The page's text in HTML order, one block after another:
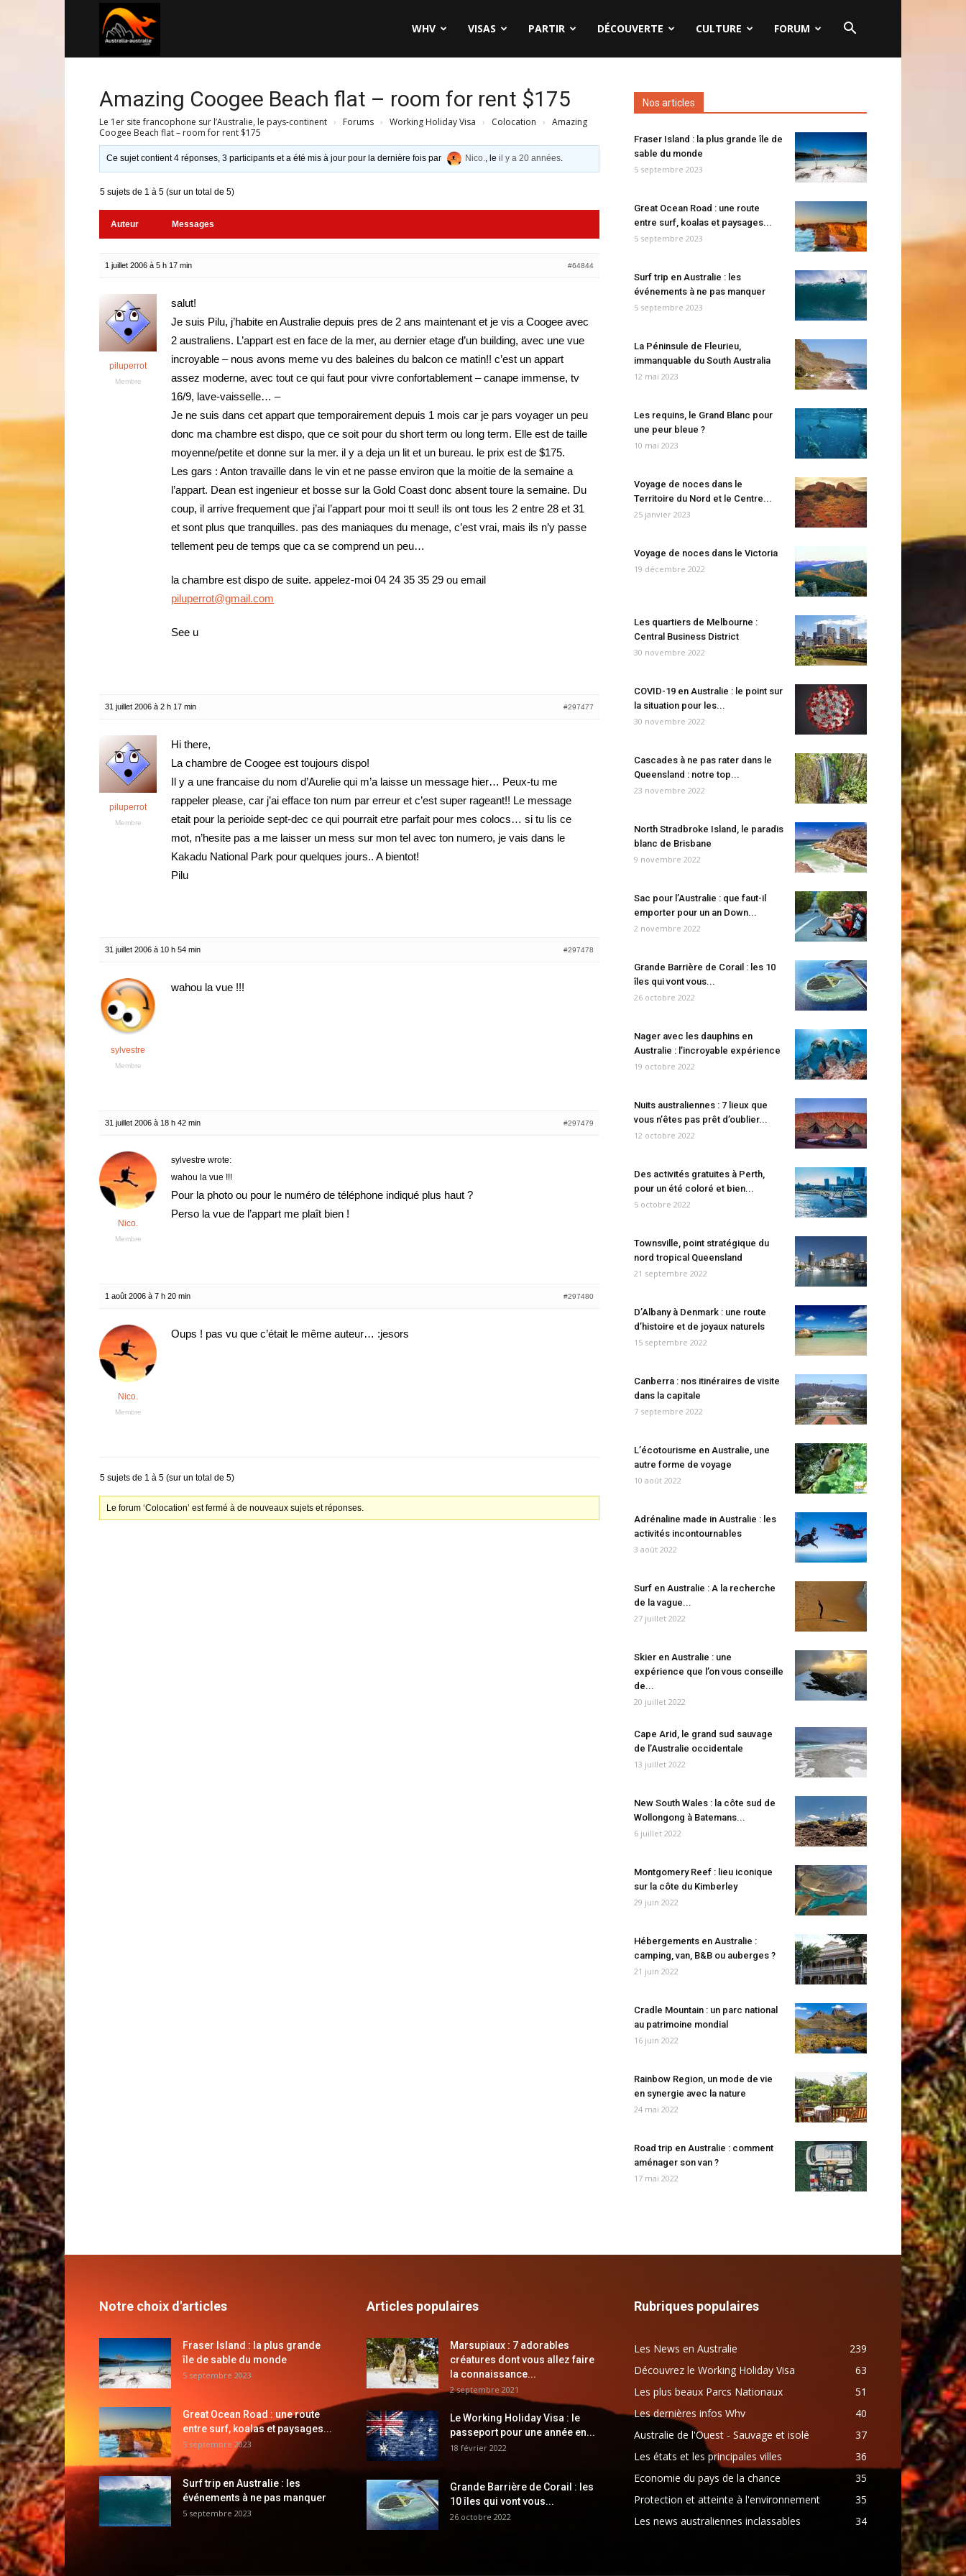
WHV VISAS PARTIR DÉCOUVERTE CULTURE FORUM
Amazing Coogee Beach flat – room for rent $175
Le 1er site francophone sur l’Australie, le pays-continent › Forums › Working Holiday Visa › Colocation › Amazing
Coogee Beach flat – room for rent $175
Ce sujet contient 4 réponses, 3 participants et a été mis à jour pour la dernière fois par Nico., leil y a 20 années.
5 sujets de 1 à 5 (sur un total de 5)
Auteur Messages
1 juillet 2006 à 5 h 17 min #64844
piluperrot
Membre
salut!
Je suis Pilu, j’habite en Australie depuis pres de 2 ans maintenant et je vis a Coogee avec
2 australiens. L’appart est en face de la mer, au dernier etage d’un building, avec une vue
incroyable – nous avons meme vu des baleines du balcon ce matin!! c’est un appart
assez moderne, avec tout ce qui faut pour vivre confortablement – canape immense, tv
16/9, lave-vaisselle… –
Je ne suis dans cet appart que temporairement depuis 1 mois car je pars voyager un peu
donc ma chambre est dispo, que ce soit pour du short term ou long term. Elle est de taille
moyenne/petite et donne sur la mer. il y a deja un lit et un bureau. le prix est de $175.
Les gars : Anton travaille dans le vin et ne passe environ que la moitie de la semaine a
l’appart. Dean est ingenieur et bosse sur la Gold Coast donc absent toure la semaine. Du
coup, il arrive frequement que j’ai l’appart pour moi tt seul! ils ont tous les 2 entre 28 et 31
et sont plus que tranquilles. pas des maniaques du menage, c’est vrai, mais ils n’y passe
tellement peu de temps que ca se comprend un peu…
la chambre est dispo de suite. appelez-moi 04 24 35 35 29 ou email
piluperrot@gmail.com
See u
31 juillet 2006 à 2 h 17 min #297477
piluperrot
Membre
Hi there,
La chambre de Coogee est toujours dispo!
Il y a une francaise du nom d’Aurelie qui m’a laisse un message hier… Peux-tu me
rappeler please, car j’ai efface ton num par erreur et c’est super rageant!! Le message
etait pour la perioide sept-dec ce qui pourrait etre parfait pour mes colocs… si tu lis ce
mot, n’hesite pas a me laisser un mess sur mon tel avec ton numero, je vais dans le
Kakadu National Park pour quelques jours.. A bientot!
Pilu
31 juillet 2006 à 10 h 54 min #297478
sylvestre
Membre
wahou la vue !!!
31 juillet 2006 à 18 h 42 min #297479
Nico.
Membre
sylvestre wrote:
wahou la vue !!!
Pour la photo ou pour le numéro de téléphone indiqué plus haut ?
Perso la vue de l’appart me plaît bien !
1 août 2006 à 7 h 20 min #297480
Nico.
Membre
Oups ! pas vu que c’était le même auteur… :jesors
5 sujets de 1 à 5 (sur un total de 5)
Le forum ‘Colocation’ est fermé à de nouveaux sujets et réponses.
Nos articles
Fraser Island : la plus grande île de
sable du monde
5 septembre 2023
Great Ocean Road : une route
entre surf, koalas et paysages...
5 septembre 2023
Surf trip en Australie : les
événements à ne pas manquer
5 septembre 2023
La Péninsule de Fleurieu,
immanquable du South Australia
12 mai 2023
Les requins, le Grand Blanc pour
une peur bleue ?
10 mai 2023
Voyage de noces dans le
Territoire du Nord et le Centre...
25 janvier 2023
Voyage de noces dans le Victoria
19 décembre 2022
Les quartiers de Melbourne :
Central Business District
30 novembre 2022
COVID-19 en Australie : le point sur
la situation pour les...
30 novembre 2022
Cascades à ne pas rater dans le
Queensland : notre top...
23 novembre 2022
North Stradbroke Island, le paradis
blanc de Brisbane
9 novembre 2022
Sac pour l’Australie : que faut-il
emporter pour un an Down...
2 novembre 2022
Grande Barrière de Corail : les 10
îles qui vont vous...
26 octobre 2022
Nager avec les dauphins en
Australie : l’incroyable expérience
19 octobre 2022
Nuits australiennes : 7 lieux que
vous n’êtes pas prêt d’oublier...
12 octobre 2022
Des activités gratuites à Perth,
pour un été coloré et bien...
5 octobre 2022
Townsville, point stratégique du
nord tropical Queensland
21 septembre 2022
D’Albany à Denmark : une route
d’histoire et de joyaux naturels
15 septembre 2022
Canberra : nos itinéraires de visite
dans la capitale
7 septembre 2022
L’écotourisme en Australie, une
autre forme de voyage
10 août 2022
Adrénaline made in Australie : les
activités incontournables
3 août 2022
Surf en Australie : A la recherche
de la vague...
27 juillet 2022
Skier en Australie : une
expérience que l’on vous conseille
de...
20 juillet 2022
Cape Arid, le grand sud sauvage
de l’Australie occidentale
13 juillet 2022
New South Wales : la côte sud de
Wollongong à Batemans...
6 juillet 2022
Montgomery Reef : lieu iconique
sur la côte du Kimberley
29 juin 2022
Hébergements en Australie :
camping, van, B&B ou auberges ?
21 juin 2022
Cradle Mountain : un parc national
au patrimoine mondial
16 juin 2022
Rainbow Region, un mode de vie
en synergie avec la nature
24 mai 2022
Road trip en Australie : comment
aménager son van ?
17 mai 2022
Notre choix d'articles
Fraser Island : la plus grande
île de sable du monde
5 septembre 2023
Great Ocean Road : une route
entre surf, koalas et paysages...
5 septembre 2023
Surf trip en Australie : les
événements à ne pas manquer
5 septembre 2023
Articles populaires
Marsupiaux : 7 adorables
créatures dont vous allez faire
la connaissance...
2 septembre 2021
Le Working Holiday Visa : le
passeport pour une année en...
18 février 2022
Grande Barrière de Corail : les
10 îles qui vont vous...
26 octobre 2022
Rubriques populaires
Les News en Australie
239
Découvrez le Working Holiday Visa
63
Les plus beaux Parcs Nationaux
51
Les dernières infos Whv
40
Australie de l'Ouest - Sauvage et isolé
37
Les états et les principales villes
36
Economie du pays de la chance
35
Protection et atteinte à l'environnement
35
Les news australiennes inclassables
34